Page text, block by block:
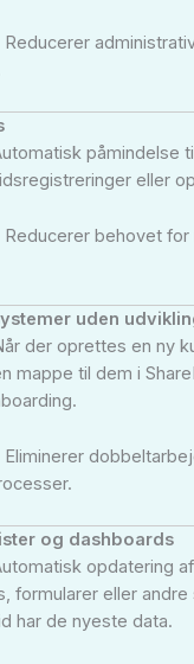
Reducerer
påmindelse
eller
Reducerer behovet
uden
der oprettes en ny
mappe til dem i
Eliminerer
og dashboards
opdatering
formularer eller
har de nyeste data.